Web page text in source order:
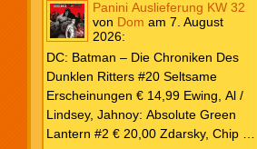
Panini Auslieferung KW 32
von Dom am 7. August
2026:
DC: Batman – Die Chroniken Des
Dunklen Ritters #20 Seltsame
Erscheinungen € 14,99 Ewing, Al /
Lindsey, Jahnoy: Absolute Green
Lantern #2 € 20,00 Zdarsky, Chip /